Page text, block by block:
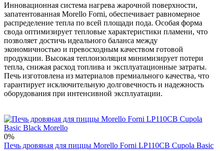
Инновационная система нагрева жарочной поверхности,
запатентованная Morello Forni, обеспечивает равномерное
распределение тепла по всей площади пода. Особая форма
свода оптимизирует тепловые характеристики пламени, что
позволяет достичь идеального баланса между
экономичностью и превосходным качеством готовой
продукции. Высокая теплоизоляция минимизирует потери
тепла, снижая расход топлива и эксплуатационные затраты.
Печь изготовлена из материалов премиального качества, что
гарантирует исключительную долговечность и надежность
оборудования при интенсивной эксплуатации.
0%
Печь дровяная для пиццы Morello Forni LP110CB Cupola Basic